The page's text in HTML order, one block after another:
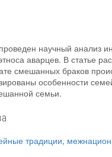
научный анализ
аварцев. В статье
смешанных браков
особенности
семьи.
традиции,